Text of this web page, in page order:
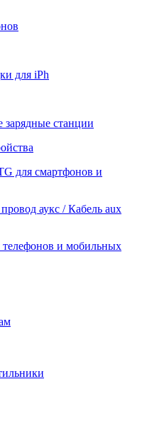
для iPh
зарядные станции
для смартфонов и
аукс / Кабель aux
телефонов и мобильных